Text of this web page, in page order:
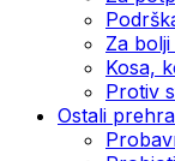
Za
Kosa,
Protiv
Ostali